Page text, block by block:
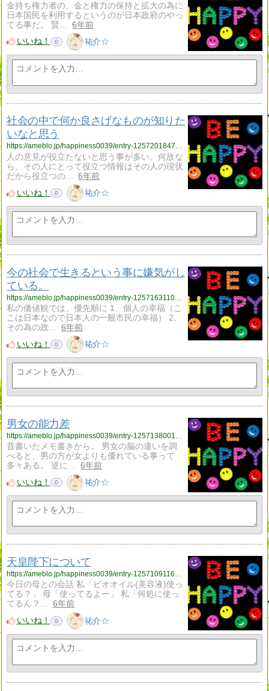
金持ち権力者の、金と権力の保持と拡大の為に
日本国民を利用するというのが日本政府のやっ
てる事だ。 賢…
6年前
いいね！
0 祐介☆
社会の中で何か良さげなものが知りた
いなと思う
https://ameblo.jp/happiness0039/entry-12572018470.html
人の意見が役立たないと思う事が多い。何故な
ら、その人にとって役立つ情報はその人の現状
だから役立つの…
6年前
いいね！
0 祐介☆
今の社会で生きるという事に嫌気がし
ている。
私の価値観では、優先順に 1、個人の幸福（こ
こは日本なので日本人の一般市民の幸福） 2、
その為の政…
6年前
いいね！
0 祐介☆
男女の能力差
https://ameblo.jp/happiness0039/entry-12571380016.html
昔書いたメモ書きから。 男女の脳の違いを調
べると、男の方が女よりも優れている事って
多々ある。 逆に…
6年前
いいね！
0 祐介☆
天皇陛下について
https://ameblo.jp/happiness0039/entry-12571091160.html
今日の母との会話 私「ビオオイル(美容液)使っ
てる？」 母「使ってるよー」 私「何処に使っ
てるん？…
6年前
いいね！
0 祐介☆